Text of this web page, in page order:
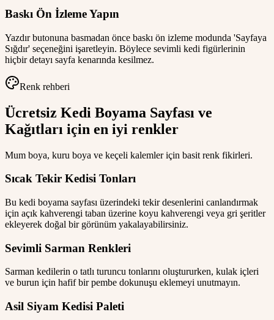
Baskı Ön İzleme Yapın
Yazdır butonuna basmadan önce baskı ön izleme modunda 'Sayfaya
Sığdır' seçeneğini işaretleyin. Böylece sevimli kedi figürlerinin
hiçbir detayı sayfa kenarında kesilmez.
Renk rehberi
Ücretsiz Kedi Boyama Sayfası ve
Kağıtları için en iyi renkler
Mum boya, kuru boya ve keçeli kalemler için basit renk fikirleri.
Sıcak Tekir Kedisi Tonları
Bu kedi boyama sayfası üzerindeki tekir desenlerini canlandırmak
için açık kahverengi taban üzerine koyu kahverengi veya gri şeritler
ekleyerek doğal bir görünüm yakalayabilirsiniz.
Sevimli Sarman Renkleri
Sarman kedilerin o tatlı turuncu tonlarını oluştururken, kulak içleri
ve burun için hafif bir pembe dokunuşu eklemeyi unutmayın.
Asil Siyam Kedisi Paleti